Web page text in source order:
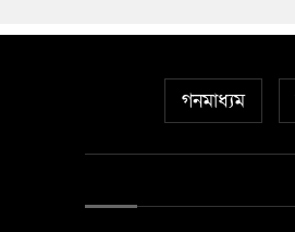
গনমাধ্যম